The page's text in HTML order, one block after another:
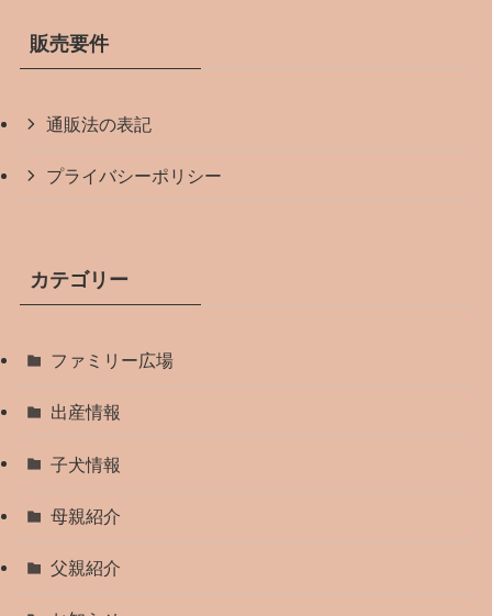
販売要件
通販法の表記
プライバシーポリシー
カテゴリー
ファミリー広場
出産情報
子犬情報
母親紹介
父親紹介